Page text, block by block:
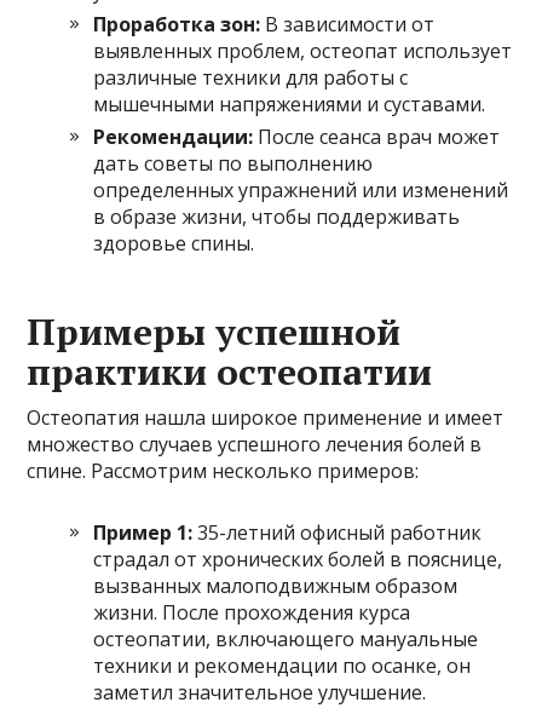
Проработка зон: В зависимости от
выявленных проблем, остеопат использует
различные техники для работы с
мышечными напряжениями и суставами.
Рекомендации: После сеанса врач может
дать советы по выполнению
определенных упражнений или изменений
в образе жизни, чтобы поддерживать
здоровье спины.
Примеры успешной
практики остеопатии
Остеопатия нашла широкое применение и имеет
множество случаев успешного лечения болей в
спине. Рассмотрим несколько примеров:
Пример 1:35-летний офисный работник
страдал от хронических болей в пояснице,
вызванных малоподвижным образом
жизни. После прохождения курса
остеопатии, включающего мануальные
техники и рекомендации по осанке, он
заметил значительное улучшение.